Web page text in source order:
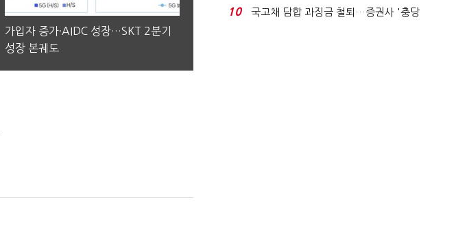
가입자 증가·AIDC 성장…SKT 2분기
성장 본궤도
지에 상한가...
10
국고채 담합 과징금 철퇴…증권사 '충당